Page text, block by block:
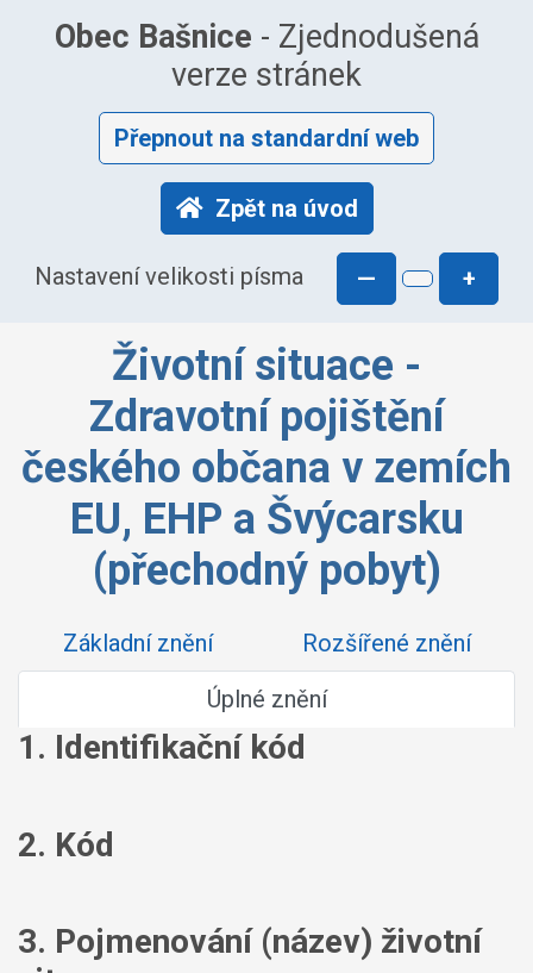
Obec Bašnice - Zjednodušená
verze stránek
Přepnout na standardní web
Zpět na úvod
Nastavení velikosti písma — +
Životní situace -
Zdravotní pojištění
českého občana v zemích
EU, EHP a Švýcarsku
(přechodný pobyt)
Základní znění
Rozšířené znění
Úplné znění
1. Identifikační kód
2. Kód
3. Pojmenování (název) životní